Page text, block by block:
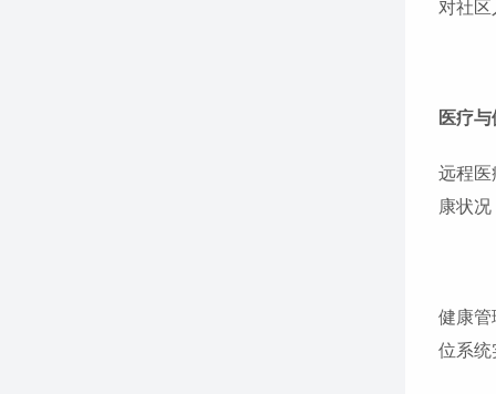
对社
医疗
远程
康状
健康
位系统